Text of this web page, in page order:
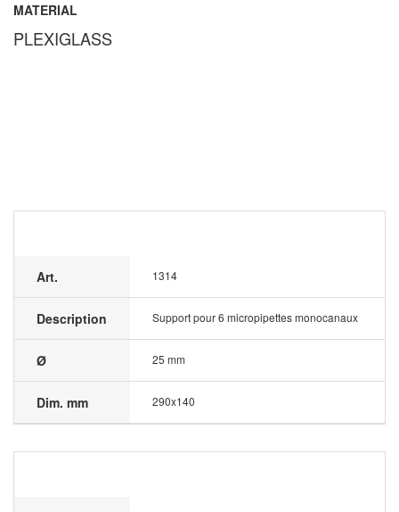
MATERIAL
PLEXIGLASS
Art. 1314
Description Support pour 6 micropipettes monocanaux
Ø 25 mm
Dim. mm 290x140